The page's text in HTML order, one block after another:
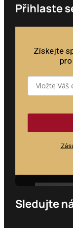
Přihlaste
Získejte
Sledujte